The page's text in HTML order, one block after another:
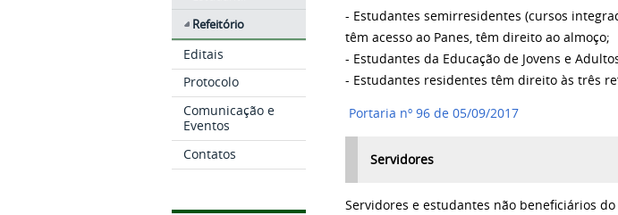
Refeitório
Editais
Protocolo
Comunicação e
Eventos
Contatos
- Estudantes semirresidentes (cursos
têm acesso ao Panes, têm direito ao almoço;
- Estudantes da Educação de Jovens e
- Estudantes residentes têm direito às três
Portaria nº 96 de 05/09/2017
Servidores
Servidores e estudantes não beneficiários